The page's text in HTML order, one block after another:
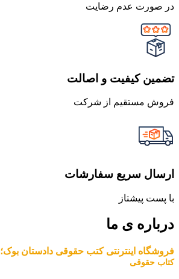
در صورت عدم رضایت
تضمین کیفیت و اصالت
فروش مستقیم از شرکت
ارسال سریع سفارشات
با پست پیشتاز
درباره ی ما
فروشگاه اینترنتی کتب حقوقی دادستان بوک؛
کتاب حقوقی